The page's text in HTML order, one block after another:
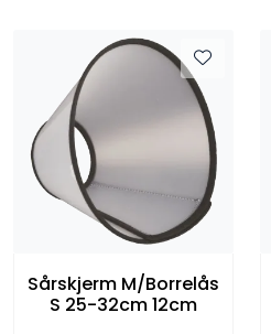
Sårskjerm M/Borrelås
S 25-32cm 12cm